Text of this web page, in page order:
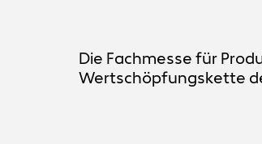
Die Fachmesse für
Wertschöpfungskette